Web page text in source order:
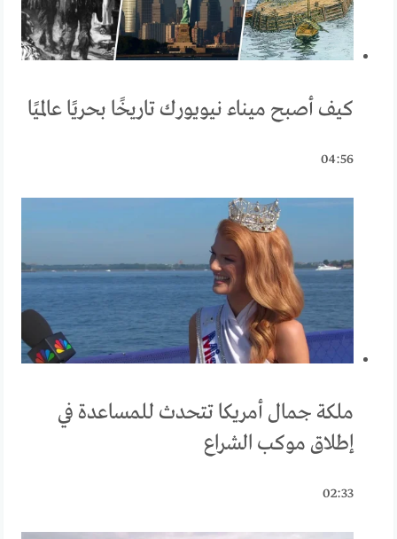
كيف أصبح ميناء نيويورك تاريخًا بحريًا عالميًا
04:56
ملكة جمال أمريكا تتحدث للمساعدة في
إطلاق موكب الشراع
02:33